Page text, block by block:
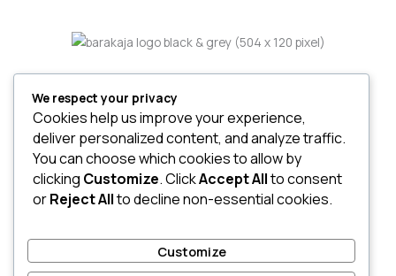
About
Services
Project
We respect your privacy
Cookies help us improve your experience,
deliver personalized content, and analyze traffic.
You can choose which cookies to allow by
clicking Customize. ClickAccept Allto consent
orReject Allto decline non-essential cookies.
Customize